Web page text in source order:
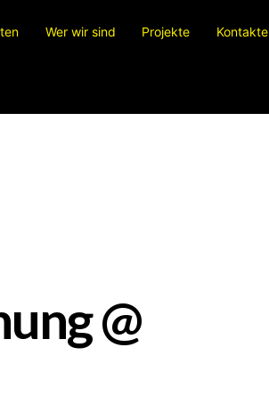
Wer wir sind Projekte Kontakte
@